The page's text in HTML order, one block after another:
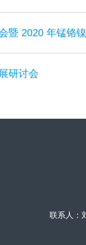
暨 2020 年锰铬
研讨会
联系人